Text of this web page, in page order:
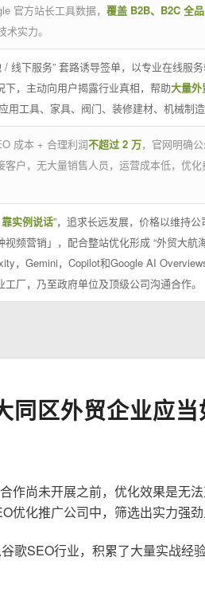
官方站长工具数据， 覆盖 B2B、B2C 全
实力。
/ 线下服务” 套路诱导签单，以专业在线服
下，主动向用户揭露行业真相，帮助大量外
用工具、家具、阀门、装修建材、机械制
成本 + 合理利润不超过 2 万，官网明确
客户，无大量销售人员，运营成本低，优化
实例说话”，追求长远发展，价格以维持
频营销」，配合整站优化形成 “外贸大航
，Gemini，Copilot和Google AI
厂，乃至政府单位及顶级公司沟通合作。
同区外贸企业应
作尚未开展之前，优化效果是无
优化推广公司中，筛选出实力强
歌SEO行业，积累了大量实战